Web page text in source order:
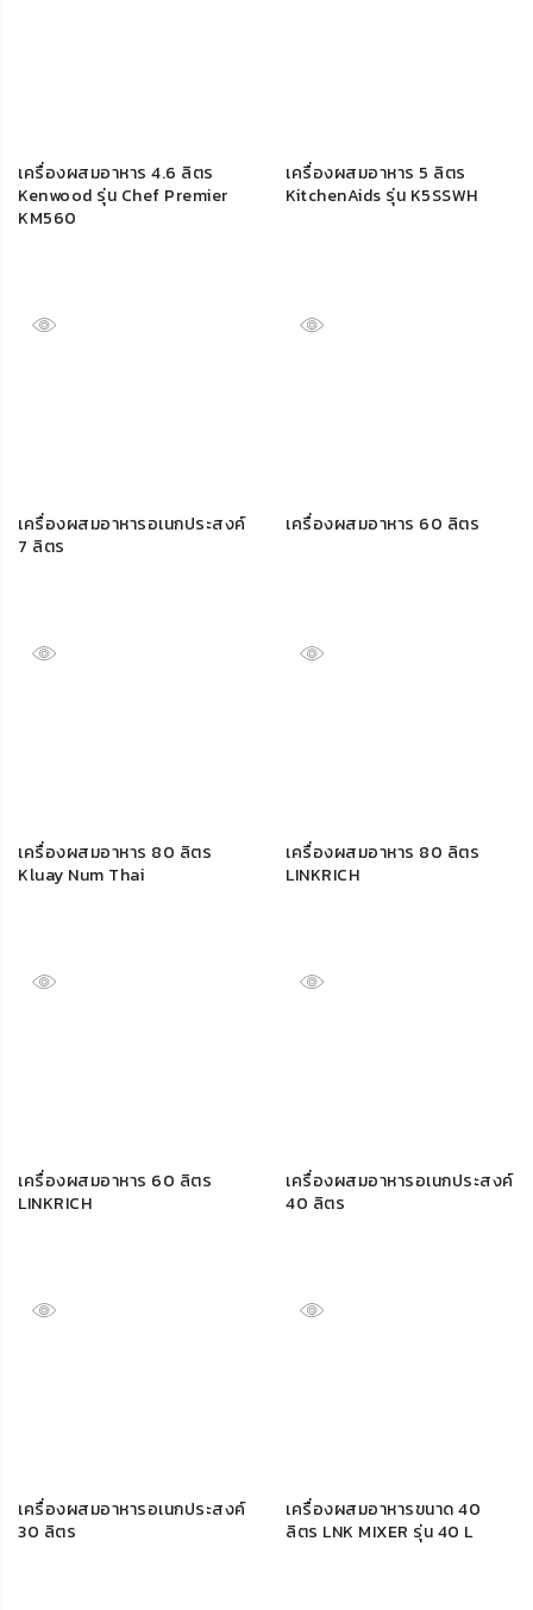
เครื่องผสมอาหาร 4.6 ลิตร
Kenwood รุ่น Chef Premier
KM560
เครื่องผสมอาหาร 5 ลิตร
KitchenAids รุ่น K5SSWH
เครื่องผสมอาหารอเนกประสงค์
7 ลิตร
เครื่องผสมอาหาร 60 ลิตร
เครื่องผสมอาหาร 80 ลิตร
Kluay Num Thai
เครื่องผสมอาหาร 80 ลิตร
LINKRICH
เครื่องผสมอาหาร 60 ลิตร
LINKRICH
เครื่องผสมอาหารอเนกประสงค์
40 ลิตร
เครื่องผสมอาหารอเนกประสงค์
30 ลิตร
เครื่องผสมอาหารขนาด 40
ลิตร LNK MIXER รุ่น 40 L